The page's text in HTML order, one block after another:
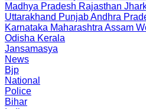
Madhya Pradesh Rajasthan
Uttarakhand PunjabAndhra
Karnataka Maharashtra Assam
Odisha Kerala
Jansamasya
News
Bjp
National
Police
Bihar